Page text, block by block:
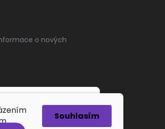
Souhlasím
o nových